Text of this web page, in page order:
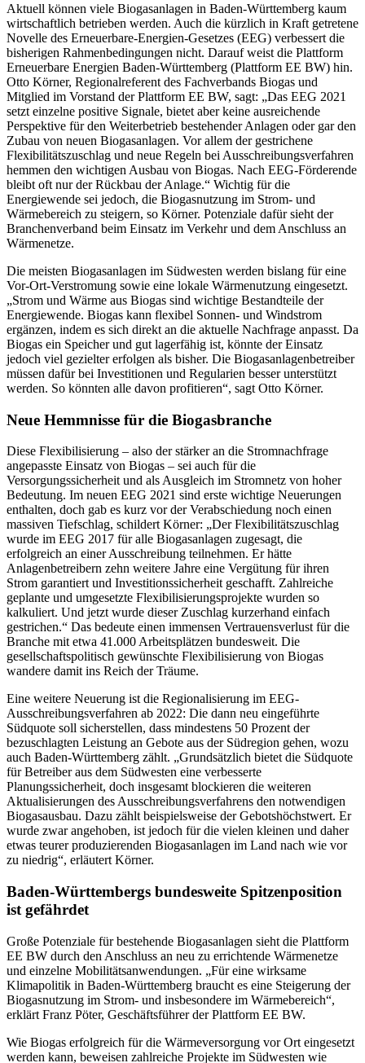
Aktuell können viele Biogasanlagen in Baden-Württemberg kaum
wirtschaftlich betrieben werden. Auch die kürzlich in Kraft getretene
Novelle des Erneuerbare-Energien-Gesetzes (EEG) verbessert die
bisherigen Rahmenbedingungen nicht. Darauf weist die Plattform
Erneuerbare Energien Baden-Württemberg (Plattform EE BW) hin.
Otto Körner, Regionalreferent des Fachverbands Biogas und
Mitglied im Vorstand der Plattform EE BW, sagt: „Das EEG 2021
setzt einzelne positive Signale, bietet aber keine ausreichende
Perspektive für den Weiterbetrieb bestehender Anlagen oder gar den
Zubau von neuen Biogasanlagen. Vor allem der gestrichene
Flexibilitätszuschlag und neue Regeln bei Ausschreibungsverfahren
hemmen den wichtigen Ausbau von Biogas. Nach EEG-Förderende
bleibt oft nur der Rückbau der Anlage.“ Wichtig für die
Energiewende sei jedoch, die Biogasnutzung im Strom- und
Wärmebereich zu steigern, so Körner. Potenziale dafür sieht der
Branchenverband beim Einsatz im Verkehr und dem Anschluss an
Wärmenetze.
Die meisten Biogasanlagen im Südwesten werden bislang für eine
Vor-Ort-Verstromung sowie eine lokale Wärmenutzung eingesetzt.
„Strom und Wärme aus Biogas sind wichtige Bestandteile der
Energiewende. Biogas kann flexibel Sonnen- und Windstrom
ergänzen, indem es sich direkt an die aktuelle Nachfrage anpasst. Da
Biogas ein Speicher und gut lagerfähig ist, könnte der Einsatz
jedoch viel gezielter erfolgen als bisher. Die Biogasanlagenbetreiber
müssen dafür bei Investitionen und Regularien besser unterstützt
werden. So könnten alle davon profitieren“, sagt Otto Körner.
Neue Hemmnisse für die Biogasbranche
Diese Flexibilisierung – also der stärker an die Stromnachfrage
angepasste Einsatz von Biogas – sei auch für die
Versorgungssicherheit und als Ausgleich im Stromnetz von hoher
Bedeutung. Im neuen EEG 2021 sind erste wichtige Neuerungen
enthalten, doch gab es kurz vor der Verabschiedung noch einen
massiven Tiefschlag, schildert Körner: „Der Flexibilitätszuschlag
wurde im EEG 2017 für alle Biogasanlagen zugesagt, die
erfolgreich an einer Ausschreibung teilnehmen. Er hätte
Anlagenbetreibern zehn weitere Jahre eine Vergütung für ihren
Strom garantiert und Investitionssicherheit geschafft. Zahlreiche
geplante und umgesetzte Flexibilisierungsprojekte wurden so
kalkuliert. Und jetzt wurde dieser Zuschlag kurzerhand einfach
gestrichen.“ Das bedeute einen immensen Vertrauensverlust für die
Branche mit etwa 41.000 Arbeitsplätzen bundesweit. Die
gesellschaftspolitisch gewünschte Flexibilisierung von Biogas
wandere damit ins Reich der Träume.
Eine weitere Neuerung ist die Regionalisierung im EEG-
Ausschreibungsverfahren ab 2022: Die dann neu eingeführte
Südquote soll sicherstellen, dass mindestens 50 Prozent der
bezuschlagten Leistung an Gebote aus der Südregion gehen, wozu
auch Baden-Württemberg zählt. „Grundsätzlich bietet die Südquote
für Betreiber aus dem Südwesten eine verbesserte
Planungssicherheit, doch insgesamt blockieren die weiteren
Aktualisierungen des Ausschreibungsverfahrens den notwendigen
Biogasausbau. Dazu zählt beispielsweise der Gebotshöchstwert. Er
wurde zwar angehoben, ist jedoch für die vielen kleinen und daher
etwas teurer produzierenden Biogasanlagen im Land nach wie vor
zu niedrig“, erläutert Körner.
Baden-Württembergs bundesweite Spitzenposition
ist gefährdet
Große Potenziale für bestehende Biogasanlagen sieht die Plattform
EE BW durch den Anschluss an neu zu errichtende Wärmenetze
und einzelne Mobilitätsanwendungen. „Für eine wirksame
Klimapolitik in Baden-Württemberg braucht es eine Steigerung der
Biogasnutzung im Strom- und insbesondere im Wärmebereich“,
erklärt Franz Pöter, Geschäftsführer der Plattform EE BW.
Wie Biogas erfolgreich für die Wärmeversorgung vor Ort eingesetzt
werden kann, beweisen zahlreiche Projekte im Südwesten wie